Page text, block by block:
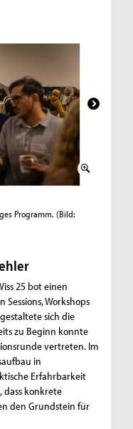
Programm. (Bild:
25 bot einen
Workshops
sich die
zu Beginn konnte
vertreten. Im
in
Erfahrbarkeit
dass konkrete
den Grundstein für